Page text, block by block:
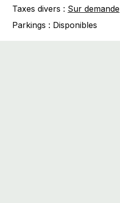
Taxes divers : Sur demande
Parkings : Disponibles